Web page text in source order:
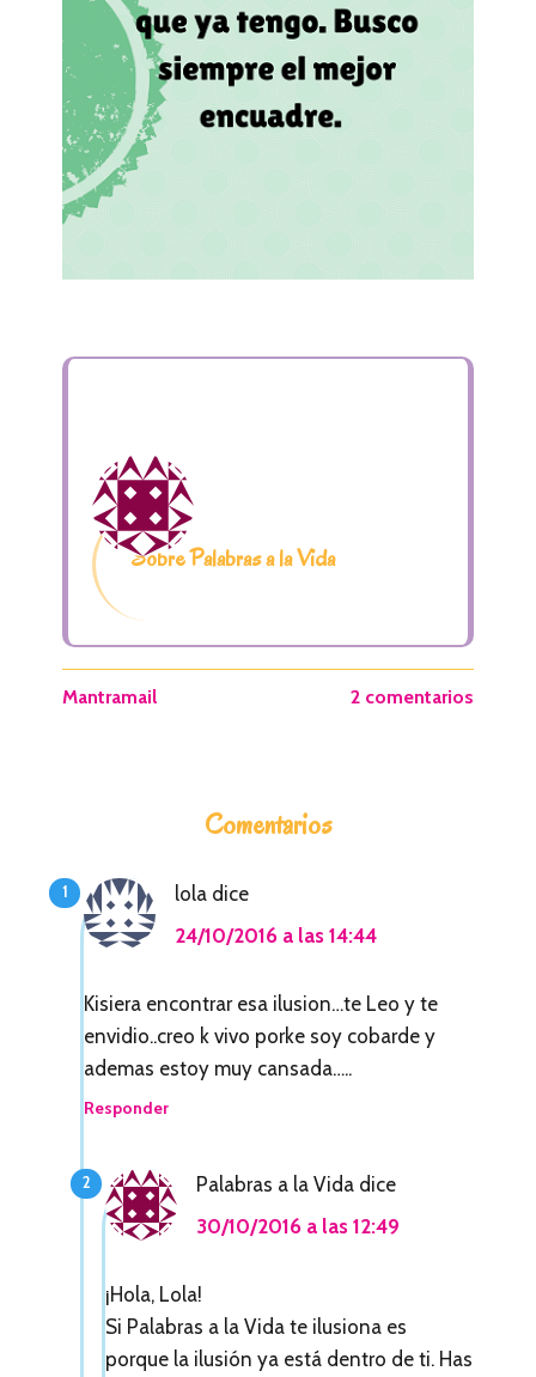
Sobre Palabras a la Vida
Mantramail 2 comentarios
Comentarios
lola dice
24/10/2016 a las 14:44
Kisiera encontrar esa ilusion…te Leo y te
envidio..creo k vivo porke soy cobarde y
ademas estoy muy cansada…..
Responder
Palabras a la Vida dice
30/10/2016 a las 12:49
¡Hola, Lola!
Si Palabras a la Vida te ilusiona es
porque la ilusión ya está dentro de ti. Has